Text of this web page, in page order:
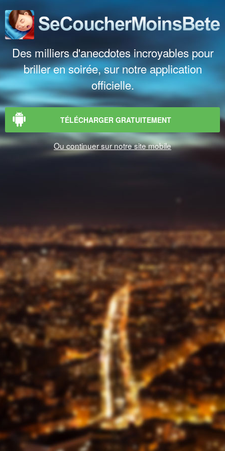
Des milliers d'anecdotes incroyables pour
briller en soirée, sur notre application
officielle.
TÉLÉCHARGER GRATUITEMENT
Ou continuer sur notre site mobile